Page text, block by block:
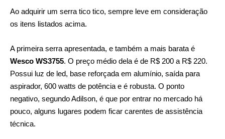
Ao adquirir um serra tico tico, sempre leve em consideração
os itens listados acima.
A primeira serra apresentada, e também a mais barata é
Wesco WS3755. O preço médio dela é de R$ 200 a R$ 220.
Possui luz de led, base reforçada em alumínio, saída para
aspirador, 600 watts de potência e é robusta. O ponto
negativo, segundo Adilson, é que por entrar no mercado há
pouco, alguns lugares podem ficar carentes de assistência
técnica.